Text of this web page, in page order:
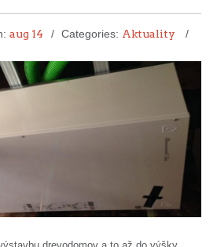
aug 14 Categories: Aktuality